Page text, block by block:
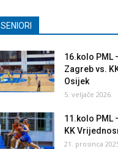
SENIORI
16.kolo PML
Zagreb vs.
Osijek
5. veljače 2026.
11.kolo PML
KK
21. prosinca